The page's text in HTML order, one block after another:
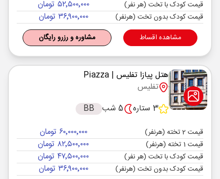
قیمت کودک با تخت (هر نفر) ۵۲٬۵۰۰٬۰۰۰ تومان
قیمت کودک بدون تخت (هرنفر) ۳۶٬۹۰۰٬۰۰۰ تومان
مشاهده اقساط مشاوره و رزرو رایگان
هتل پیازا تفلیس | Piazza
تفلیس
3 ستاره
5 شب BB
قیمت 2 تخته (هرنفر) ۶۰٬۰۰۰٬۰۰۰ تومان
قیمت 1 تخته (هرنفر) ۸۲٬۵۰۰٬۰۰۰ تومان
قیمت کودک با تخت (هر نفر) ۴۷٬۵۰۰٬۰۰۰ تومان
قیمت کودک بدون تخت (هرنفر) ۳۶٬۹۰۰٬۰۰۰ تومان